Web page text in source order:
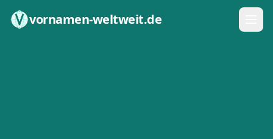
vornamen-weltweit.de